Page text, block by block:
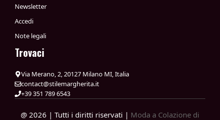
Newsletter
Accedi
Note legali
Trovaci
Via Merano, 2, 20127 Milano MI, Italia
contact@stilemargherita.it
+39 351 789 6543
@ 2026 | Tutti i diritti riservati | Moda a Colazione di